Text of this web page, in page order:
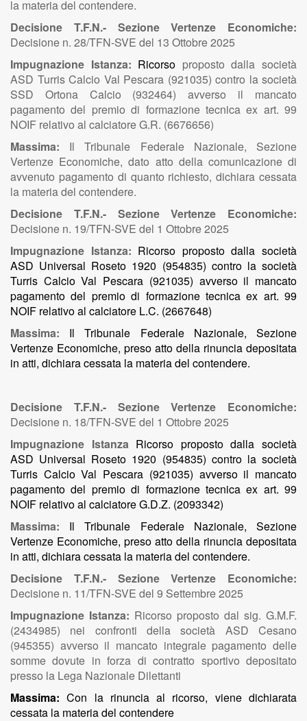
la materia del contendere.
Decisione T.F.N.- Sezione Vertenze Economiche:
Decisione n. 28/TFN-SVE del 13 Ottobre 2025
Impugnazione Istanza: Ricorso proposto dalla società
ASD Turris Calcio Val Pescara (921035) contro la società
SSD Ortona Calcio (932464) avverso il mancato
pagamento del premio di formazione tecnica ex art. 99
NOIF relativo al calciatore G.R. (6676656)
Massima: Il Tribunale Federale Nazionale, Sezione
Vertenze Economiche, dato atto della comunicazione di
avvenuto pagamento di quanto richiesto, dichiara cessata
la materia del contendere.
Decisione T.F.N.- Sezione Vertenze Economiche:
Decisione n. 19/TFN-SVE del 1 Ottobre 2025
Impugnazione Istanza: Ricorso proposto dalla società
ASD Universal Roseto 1920 (954835) contro la società
Turris Calcio Val Pescara (921035) avverso il mancato
pagamento del premio di formazione tecnica ex art. 99
NOIF relativo al calciatore L.C. (2667648)
Massima: Il Tribunale Federale Nazionale, Sezione
Vertenze Economiche, preso atto della rinuncia depositata
in atti, dichiara cessata la materia del contendere.
Decisione T.F.N.- Sezione Vertenze Economiche:
Decisione n. 18/TFN-SVE del 1 Ottobre 2025
Impugnazione IstanzaRicorso proposto dalla società
ASD Universal Roseto 1920 (954835) contro la società
Turris Calcio Val Pescara (921035) avverso il mancato
pagamento del premio di formazione tecnica ex art. 99
NOIF relativo al calciatore G.D.Z. (2093342)
Massima: Il Tribunale Federale Nazionale, Sezione
Vertenze Economiche, preso atto della rinuncia depositata
in atti, dichiara cessata la materia del contendere.
Decisione T.F.N.- Sezione Vertenze Economiche:
Decisione n. 11/TFN-SVE del 9 Settembre 2025
Impugnazione Istanza: Ricorso proposto dal sig. G.M.F.
(2434985) nei confronti della società ASD Cesano
(945355) avverso il mancato integrale pagamento delle
somme dovute in forza di contratto sportivo depositato
presso la Lega Nazionale Dilettanti
Massima: Con la rinuncia al ricorso, viene dichiarata
cessata la materia del contendere